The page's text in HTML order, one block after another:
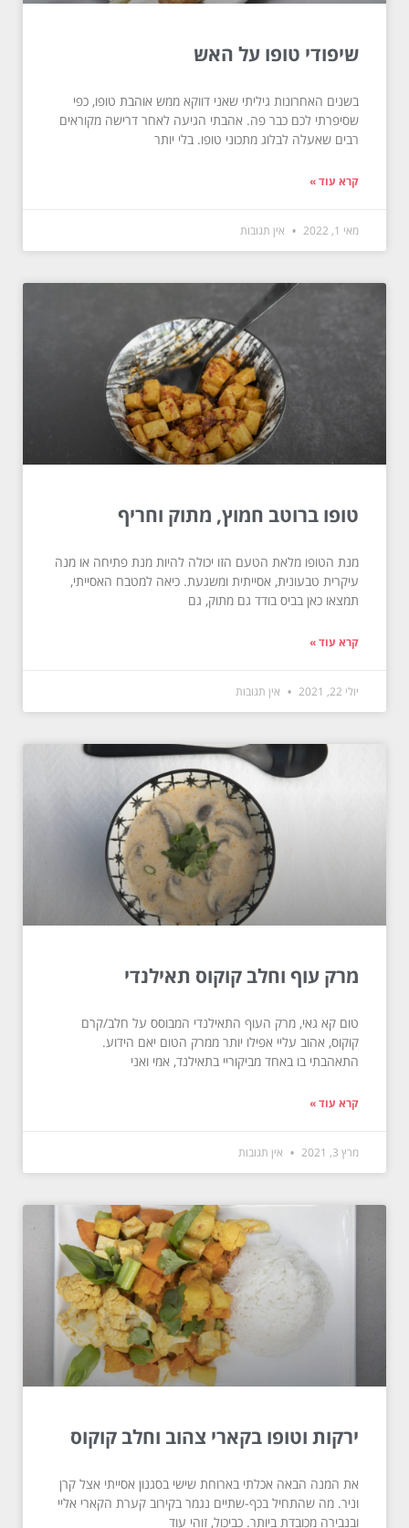
שיפודי טופו על האש
בשנים האחרונות גיליתי שאני דווקא ממש אוהבת טופו, כפי
שסיפרתי לכם כבר פה. אהבתי הגיעה לאחר דרישה מקוראים
רבים שאעלה לבלוג מתכוני טופו. בלי יותר
קרא עוד »
מאי 1, 2022 אין תגובות
טופו ברוטב חמוץ, מתוק וחריף
מנת הטופו מלאת הטעם הזו יכולה להיות מנת פתיחה או מנה
עיקרית טבעונית, אסייתית ומשגעת. כיאה למטבח האסייתי,
תמצאו כאן בביס בודד גם מתוק, גם
קרא עוד »
יולי 22, 2021 אין תגובות
מרק עוף וחלב קוקוס תאילנדי
טום קא גאי, מרק העוף התאילנדי המבוסס על חלב/קרם
קוקוס, אהוב עליי אפילו יותר ממרק הטום יאם הידוע.
התאהבתי בו באחד מביקוריי בתאילנד, אמי ואני
קרא עוד »
מרץ 3, 2021 אין תגובות
ירקות וטופו בקארי צהוב וחלב קוקוס
את המנה הבאה אכלתי בארוחת שישי בסגנון אסייתי אצל קרן
וניר. מה שהתחיל בכף-שתיים נגמר בקירוב קערת הקארי אליי
ובנבירה מכובדת ביותר. כביכול, זוהי עוד